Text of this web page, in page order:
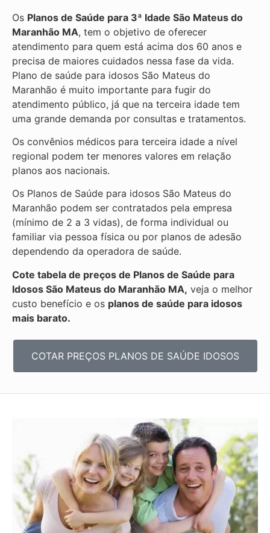
Os Planos de Saúde para 3ª Idade São Mateus do
Maranhão MA, tem o objetivo de oferecer
atendimento para quem está acima dos 60 anos e
precisa de maiores cuidados nessa fase da vida.
Plano de saúde para idosos São Mateus do
Maranhão é muito importante para fugir do
atendimento público, já que na terceira idade tem
uma grande demanda por consultas e tratamentos.
Os convênios médicos para terceira idade a nível
regional podem ter menores valores em relação
planos aos nacionais.
Os Planos de Saúde para idosos São Mateus do
Maranhão podem ser contratados pela empresa
(mínimo de 2 a 3 vidas), de forma individual ou
familiar via pessoa física ou por planos de adesão
dependendo da operadora de saúde.
Cote tabela de preços de Planos de Saúde para
Idosos São Mateus do Maranhão MA, veja o melhor
custo benefício e os planos de saúde para idosos
mais barato.
COTAR PREÇOS PLANOS DE SAÚDE IDOSOS